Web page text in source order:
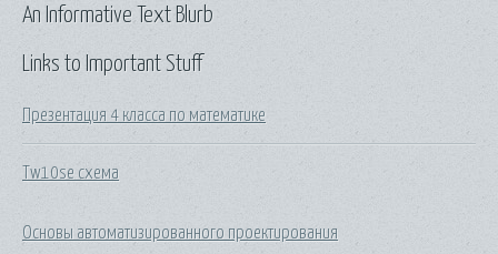
Links to Important Stuff
Презентация 4 класса по математике
Tw10se схема
Основы автоматизированного проектирования
An Informative Text Blurb